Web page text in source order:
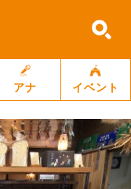
アナ イベント